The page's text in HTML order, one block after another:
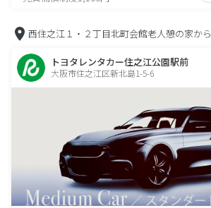
西住之江１・２丁目北町会館老人憩の家から
トヨタレンタカー住之江公園駅前
大阪市住之江区新北島1-5-6